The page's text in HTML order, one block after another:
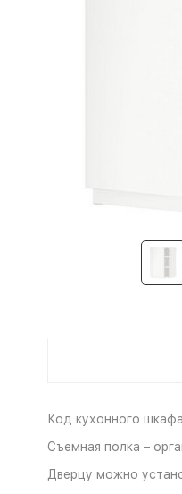
Код кухонного
Съемная полка –
Дверцу можно